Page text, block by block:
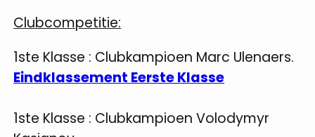
Clubcompetitie:
1ste Klasse : Clubkampioen Marc Ulenaers.
Eindklassement Eerste Klasse
1ste Klasse : Clubkampioen Volodymyr